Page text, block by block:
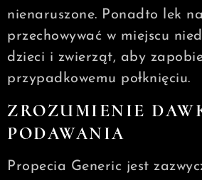
nienaruszone. Ponadto lek
przechowywać w miejscu
dzieci i zwierząt, aby
przypadkowemu połknięciu.
ZROZUMIENIE
PODAWANIA
Propecia Generic jest